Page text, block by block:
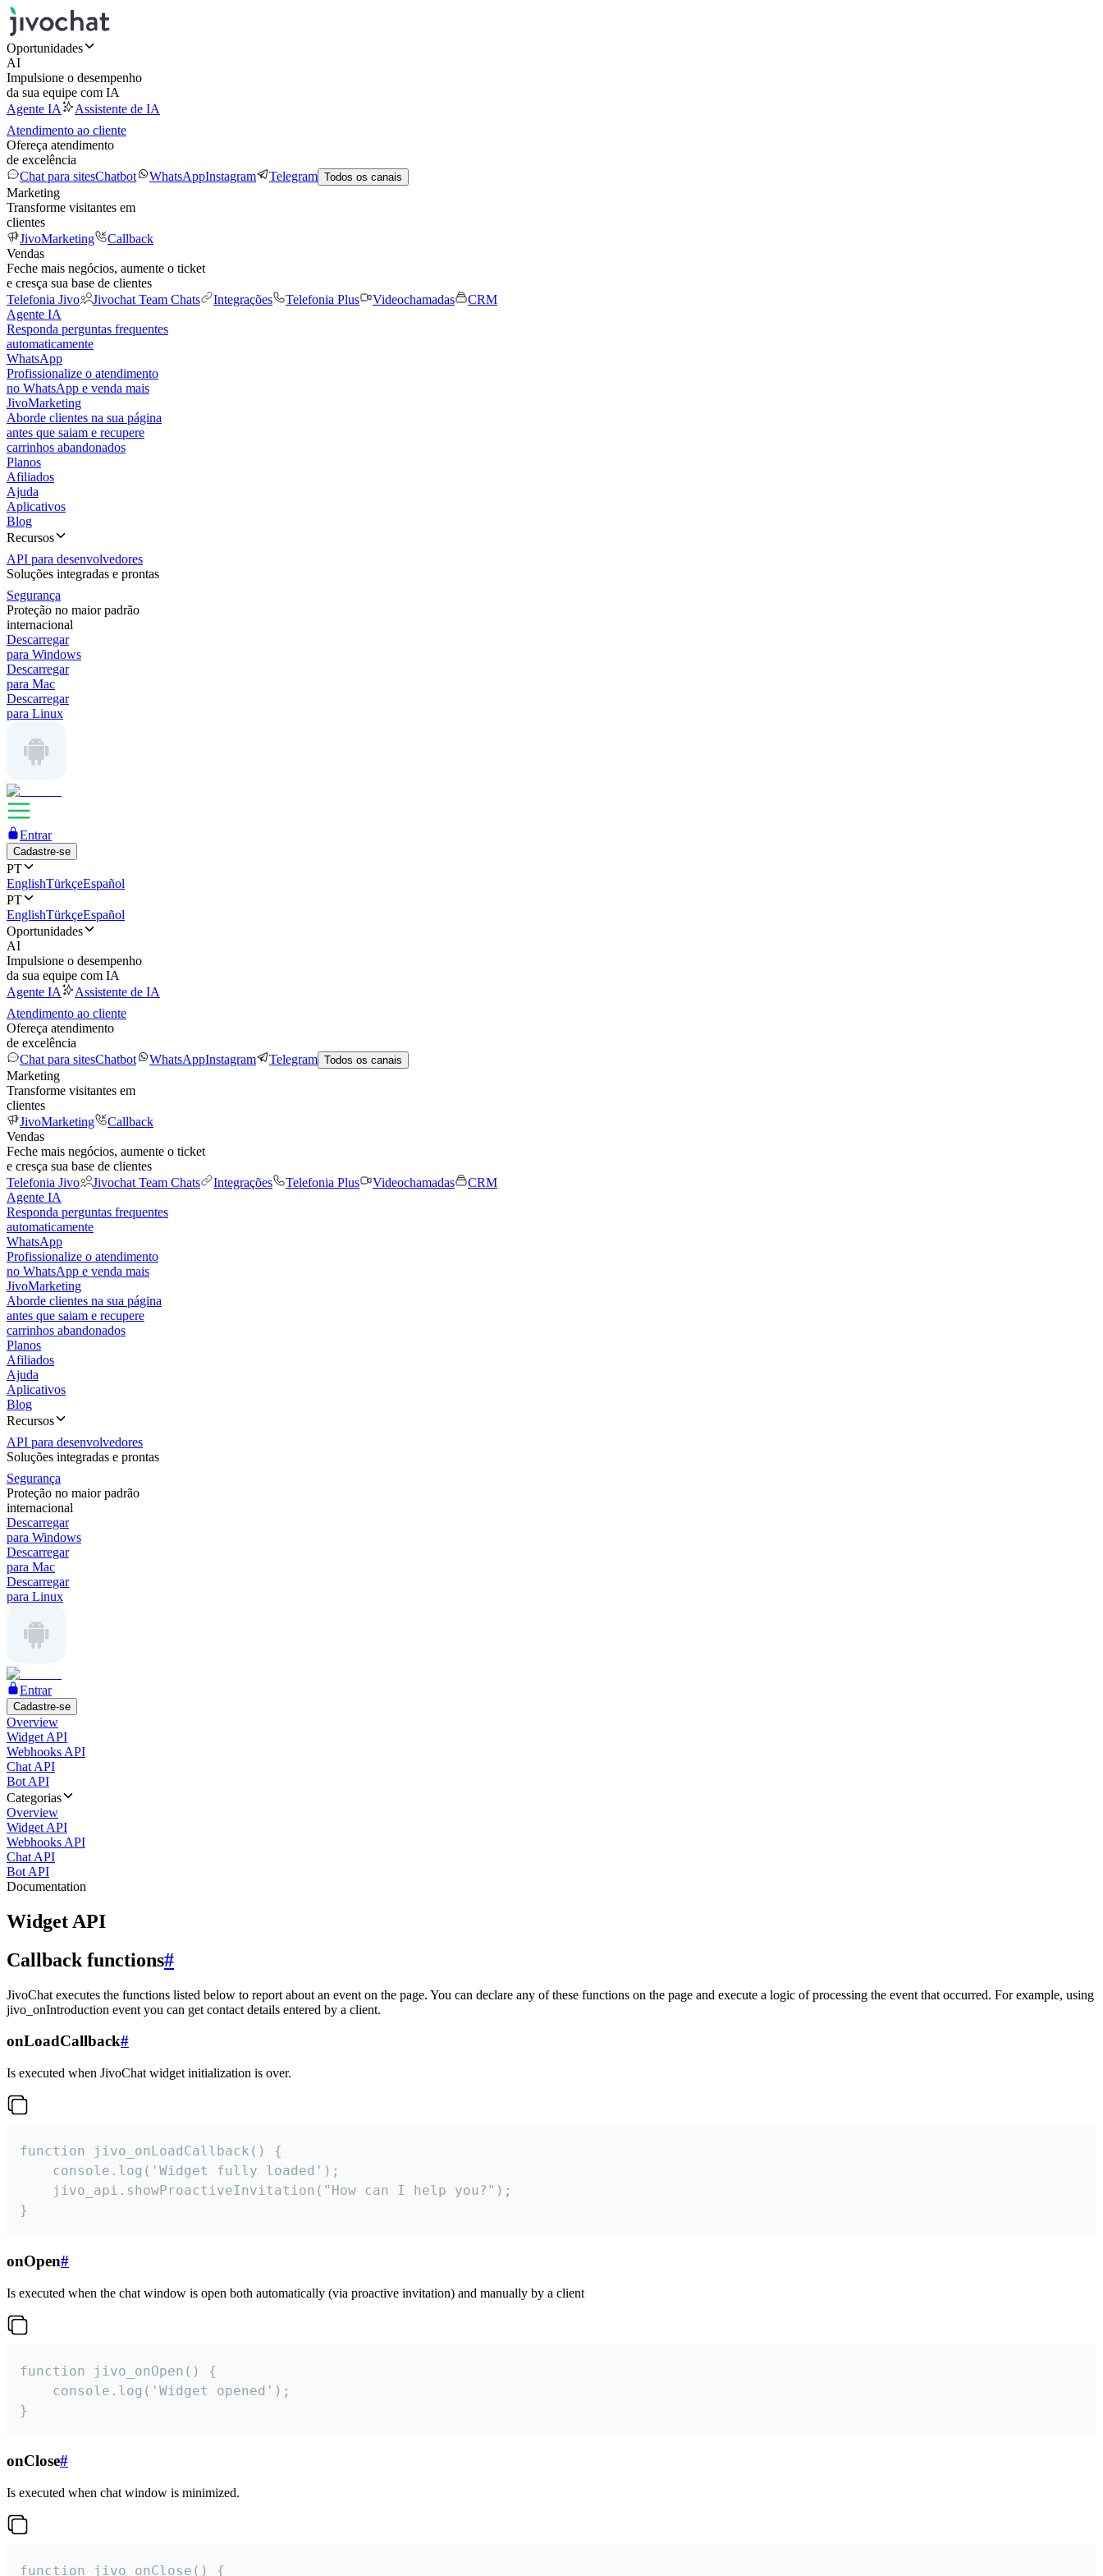
Oportunidades
AI
Impulsione o desempenho
da sua equipe com IA
Agente IA
Assistente de IA
Atendimento ao cliente
Ofereça atendimento
de excelência
Chat para sitesChatbot WhatsAppInstagram Telegram Todos os canais
Marketing
Transforme visitantes em
clientes
JivoMarketing
Callback
Vendas
Feche mais negócios, aumente o ticket
e cresça sua base de clientes
Telefonia Jivo
Jivochat Team Chats Integrações Telefonia Plus Videochamadas
CRM
Agente IA
Responda perguntas frequentes
automaticamente
WhatsApp
Profissionalize o atendimento
no WhatsApp e venda mais
JivoMarketing
Aborde clientes na sua página
antes que saiam e recupere
carrinhos abandonados
Planos
Afiliados
Ajuda
Aplicativos
Blog
Recursos
API para desenvolvedores
Soluções integradas e prontas
Segurança
Proteção no maior padrão
internacional
Descarregar
para Windows
Descarregar
para Mac
Descarregar
para Linux
Entrar
Cadastre-se
PT
EnglishTürkçeEspañol
PT
EnglishTürkçeEspañol
Oportunidades
AI
Impulsione o desempenho
da sua equipe com IA
Agente IA
Assistente de IA
Atendimento ao cliente
Ofereça atendimento
de excelência
Chat para sitesChatbot WhatsAppInstagram Telegram Todos os canais
Marketing
Transforme visitantes em
clientes
JivoMarketing
Callback
Vendas
Feche mais negócios, aumente o ticket
e cresça sua base de clientes
Telefonia Jivo
Jivochat Team Chats Integrações Telefonia Plus Videochamadas
CRM
Agente IA
Responda perguntas frequentes
automaticamente
WhatsApp
Profissionalize o atendimento
no WhatsApp e venda mais
JivoMarketing
Aborde clientes na sua página
antes que saiam e recupere
carrinhos abandonados
Planos
Afiliados
Ajuda
Aplicativos
Blog
Recursos
API para desenvolvedores
Soluções integradas e prontas
Segurança
Proteção no maior padrão
internacional
Descarregar
para Windows
Descarregar
para Mac
Descarregar
para Linux
Entrar
Cadastre-se
Overview
Widget API
Webhooks API
Chat API
Bot API
Categorias
Overview
Widget API
Webhooks API
Chat API
Bot API
Documentation
Widget API
Callback functions#
JivoChat executes the functions listed below to report about an event on the page. You can declare any of these functions on the page and execute a logic of processing the event that occurred. For example, using
jivo_onIntroduction event you can get contact details entered by a client.
onLoadCallback#
Is executed when JivoChat widget initialization is over.
function jivo_onLoadCallback() {
    console.log('Widget fully loaded');
    jivo_api.showProactiveInvitation("How can I help you?");
}
onOpen#
Is executed when the chat window is open both automatically (via proactive invitation) and manually by a client
function jivo_onOpen() {
    console.log('Widget opened');
}
onClose#
Is executed when chat window is minimized.
function jivo_onClose() {